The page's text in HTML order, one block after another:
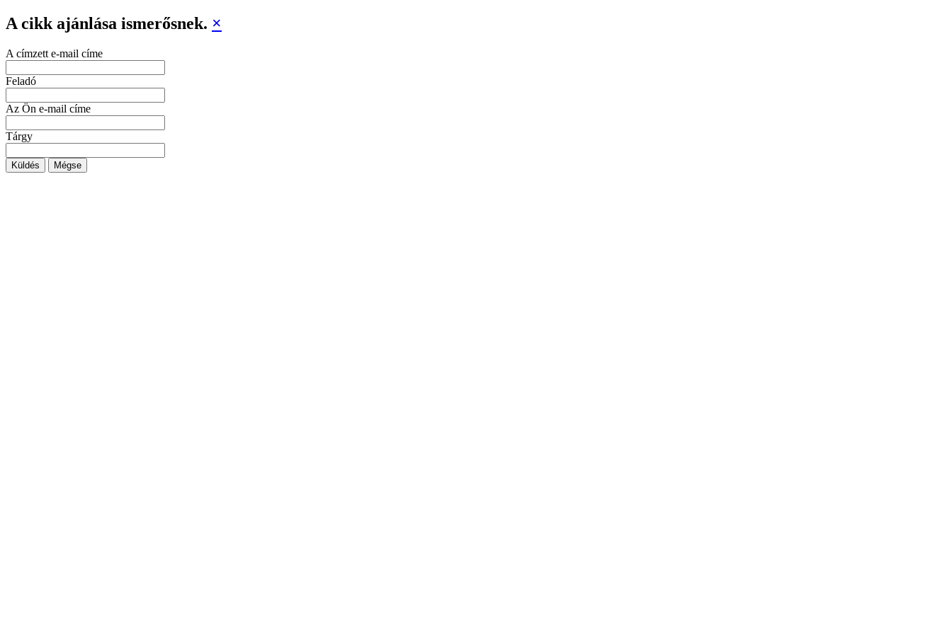
A cikk ajánlása ismerősnek. ×
A címzett e-mail címe
Feladó
Az Ön e-mail címe
Tárgy
Küldés Mégse